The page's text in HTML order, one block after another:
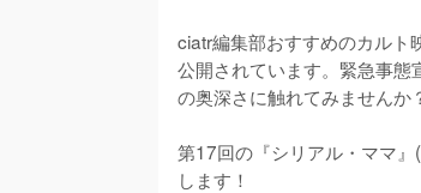
ciatr編集部おすすめのカルト
公開されています。緊急事
の奥深さに触れてみませんか
第17回の『シリアル・ママ
します！